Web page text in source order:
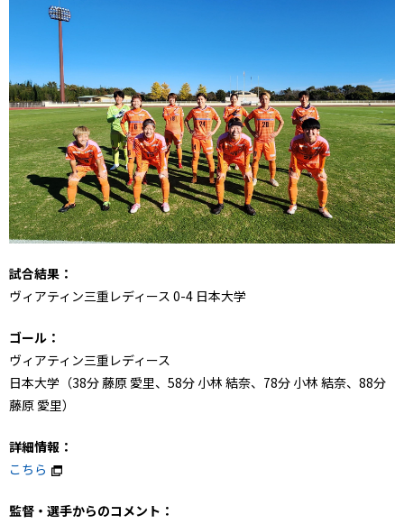
試合結果：
ヴィアティン三重レディース 0-4 日本大学
ゴール：
ヴィアティン三重レディース
日本大学（38分 藤原 愛里、58分 小林 結奈、78分 小林 結奈、88分
藤原 愛里）
詳細情報：
こちら
監督・選手からのコメント：